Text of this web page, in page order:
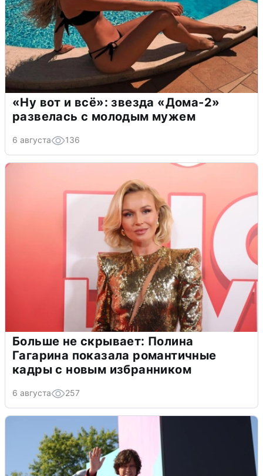
«Ну вот и всё»: звезда «Дома-2»
развелась с молодым мужем
6 августа 136
Больше не скрывает: Полина
Гагарина показала романтичные
кадры с новым избранником
6 августа 257